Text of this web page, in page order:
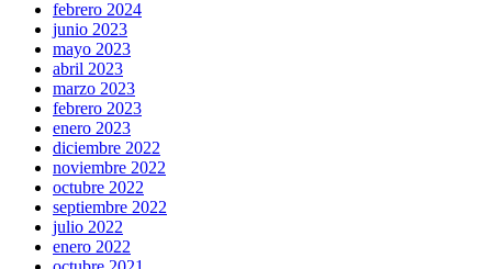
febrero 2024
junio 2023
mayo 2023
abril 2023
marzo 2023
febrero 2023
enero 2023
diciembre 2022
noviembre 2022
octubre 2022
septiembre 2022
julio 2022
enero 2022